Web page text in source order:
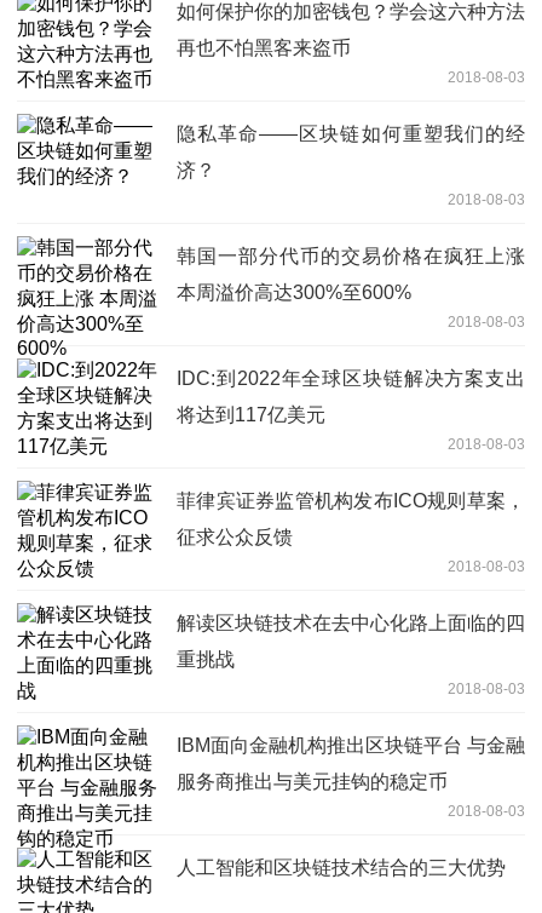
如何保护你的加密钱包？学会这六种方法
再也不怕黑客来盗币
2018-08-03
隐私革命——区块链如何重塑我们的经
济？
2018-08-03
韩国一部分代币的交易价格在疯狂上涨
本周溢价高达300%至600%
2018-08-03
IDC:到2022年全球区块链解决方案支出
将达到117亿美元
2018-08-03
菲律宾证券监管机构发布ICO规则草案，
征求公众反馈
2018-08-03
解读区块链技术在去中心化路上面临的四
重挑战
2018-08-03
IBM面向金融机构推出区块链平台 与金融
服务商推出与美元挂钩的稳定币
2018-08-03
人工智能和区块链技术结合的三大优势